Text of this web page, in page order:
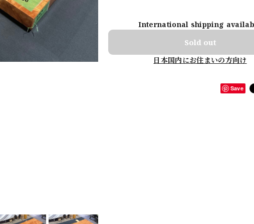
International shipping
Sold out
日本国内にお住まいの方向け
Save